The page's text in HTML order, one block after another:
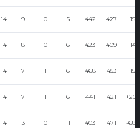
14 9 0 5 442 427 +15
14 8 0 6 423 409 +14
14 7 1 6 468 453 +15
14 7 1 6 441 421 +20
14 3 0 11 403 471 -68